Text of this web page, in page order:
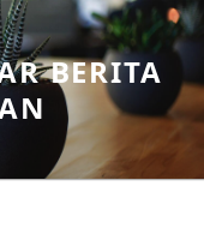
BERITA